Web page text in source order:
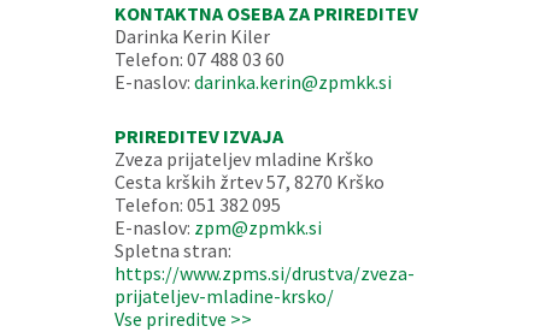
KONTAKTNA OSEBA ZA PRIREDITEV
Darinka Kerin Kiler
Telefon: 07 488 03 60
E-naslov: darinka.kerin@zpmkk.si
PRIREDITEV IZVAJA
Zveza prijateljev mladine Krško
Cesta krških žrtev 57, 8270 Krško
Telefon: 051 382 095
E-naslov: zpm@zpmkk.si
Spletna stran:
https://www.zpms.si/drustva/zveza-
prijateljev-mladine-krsko/
Vse prireditve >>